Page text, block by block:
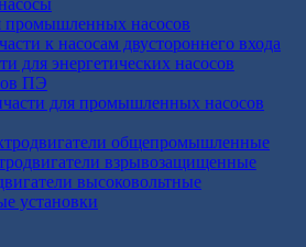
промышленных насосов
к насосам двустороннего входа
для энергетических насосов
ПЭ
для промышленных насосов
общепромышленные
взрывозащищенные
высоковольтные
установки